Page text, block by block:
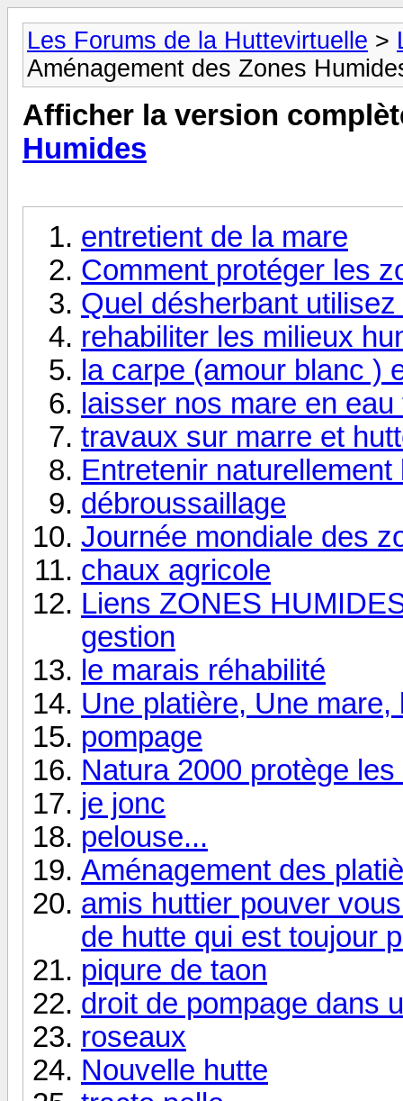
Les Forums de la Huttevirtuelle >
Aménagement des Zones
Afficher la version
Humides
entretient de la mare
Comment protéger les
Quel désherbant
rehabiliter les milieux
la carpe (amour blanc )
laisser nos mare en
travaux sur marre et
Entretenir naturellement
débroussaillage
Journée mondiale des
chaux agricole
Liens ZONES
gestion
le marais réhabilité
Une platière, Une mare,
pompage
Natura 2000 protège
je jonc
pelouse...
Aménagement des
amis huttier pouver
de hutte qui est toujour
piqure de taon
droit de pompage dans
roseaux
Nouvelle hutte